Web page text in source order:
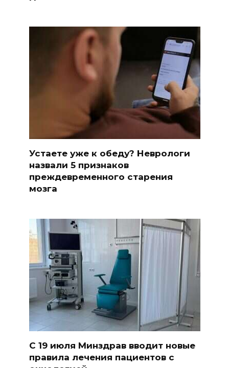
Устаете уже к обеду? Неврологи
назвали 5 признаков
преждевременного старения
мозга
С 19 июля Минздрав вводит новые
правила лечения пациентов с